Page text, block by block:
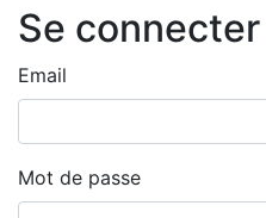
Se connecter
Email
Mot de passe